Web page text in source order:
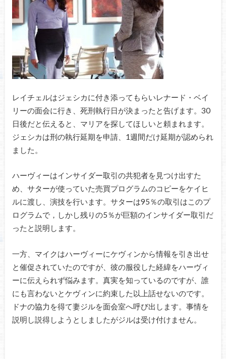
レイチェルはジェシカに付き添ってもらいレナード・ベイ
リーの面会に行き、死刑執行日が決まったと告げます。30
日後だと伝えると、マリアを探してほしいと頼まれます。
ジェシカは刑の執行延期を申請、1週間だけ延期が認められ
ました。
ハーヴィーはインサイダー取引の共犯者を見つけ出すた
め、サターが使っていた売買プログラムのコピーをケイヒ
ルに渡し、演技を行います。サターは95％の取引はこのプ
ログラムで，しかし残りの5％が巨額のインサイダー取引だ
ったと説明します。
一方、マイクはハーヴィーにケヴィンから情報を引き出せ
と催促されていたのですが、彼の服役した経緯をハーヴィ
ーに伝えられず悩みます。真実を知っているのですが、誰
にも言わないとケヴィンに約束した以上話せないのです。
ドナの協力を得て妻ジルを面会室へ呼び出します。事情を
説明し説得しようとしましたがジルは受け付けません。